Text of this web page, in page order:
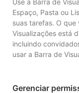
Use a Barra de
Espaço, Pasta ou
suas tarefas. O
Visualizações está
incluindo
usar a Barra de
Gerenciar